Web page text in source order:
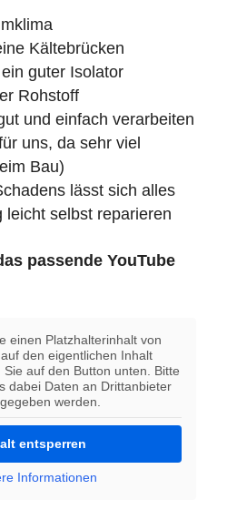
Kältebrücken
guter Isolator
Rohstoff
und einfach verarbeiten
uns, da sehr viel
Bau)
lässt sich alles
leicht selbst reparieren
passende YouTube
einen Platzhalterinhalt von
den eigentlichen Inhalt
auf den Button unten. Bitte
dabei Daten an Drittanbieter
werden.
entsperren
Informationen